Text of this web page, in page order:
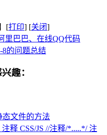
[打印] [关闭]
里巴巴、在线QQ代码
8的问题总结
趣：
态文件的方法
释 CSS/JS //注释/*.....*/ 注